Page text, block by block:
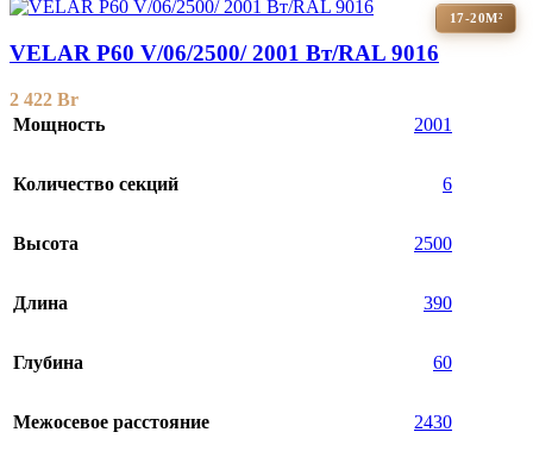
17-20М²
VELAR P60 V/06/2500/ 2001 Bт/RAL 9016
2 422 Br
Мощность
2001
Количество секций 6
Высота 2500
Длина 390
Глубина 60
Межосевое расстояние 2430